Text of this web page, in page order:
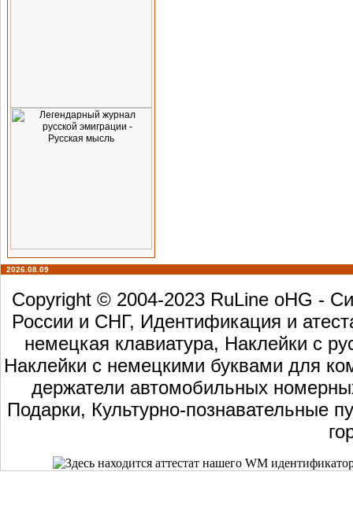
2026.08.09
Copyright © 2004-2023 RuLine oHG -
России и СНГ, Идентификация и
немецкая клавиатура, Наклейки с
Наклейки с немецкими буквами для
держатели автомобильных
Подарки, Культурно-познавательные